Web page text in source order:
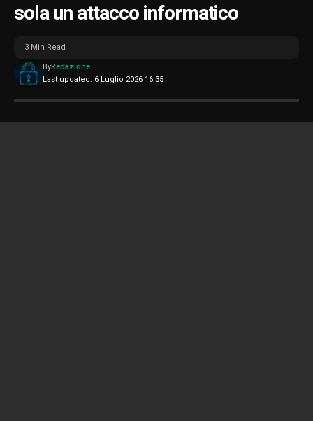
sola un attacco informatico
Last updated: 6 Luglio 2026 16:35
ByRedazione
3 Min Read